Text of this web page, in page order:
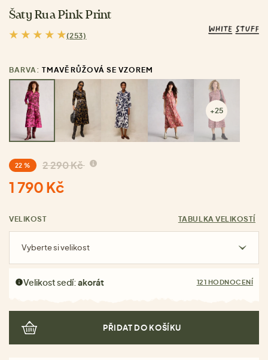
Šaty Rua Pink Print
(253)
BARVA: TMAVĚ RŮŽOVÁ SE VZOREM
+25
22 % 2 290 Kč
1 790 Kč
VELIKOST TABULKA VELIKOSTÍ
Vyberte si velikost
Velikost sedí:akorát 121 HODNOCENÍ
PŘIDAT DO KOŠÍKU